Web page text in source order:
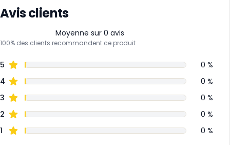
Avis clients
Moyenne sur 0 avis
100% des clients recommandent ce produit
5
0 %
4
0 %
3
0 %
2
0 %
1
0 %